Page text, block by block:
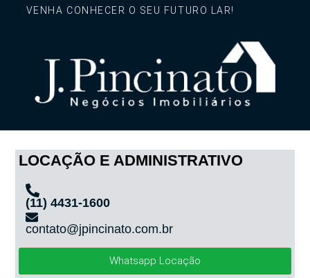
VENHA CONHECER O SEU FUTURO LAR!
LOCAÇÃO E ADMINISTRATIVO
(11) 4431-1600
contato@jpincinato.com.br
Whatsapp Locação